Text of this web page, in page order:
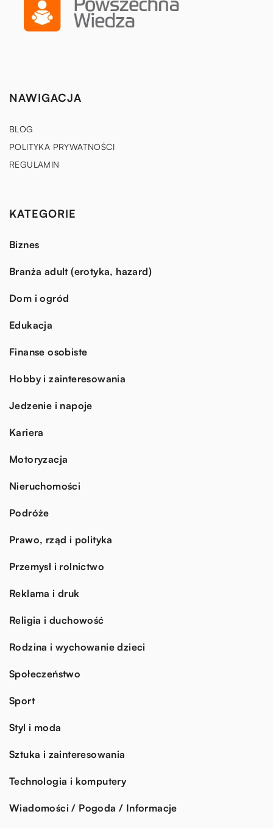
NAWIGACJA
BLOG
POLITYKA PRYWATNOŚCI
REGULAMIN
KATEGORIE
Biznes
Branża adult (erotyka, hazard)
Dom i ogród
Edukacja
Finanse osobiste
Hobby i zainteresowania
Jedzenie i napoje
Kariera
Motoryzacja
Nieruchomości
Podróże
Prawo, rząd i polityka
Przemysł i rolnictwo
Reklama i druk
Religia i duchowość
Rodzina i wychowanie dzieci
Społeczeństwo
Sport
Styl i moda
Sztuka i zainteresowania
Technologia i komputery
Wiadomości / Pogoda / Informacje